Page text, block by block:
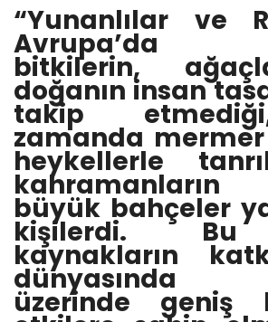
“Yunanlılar ve
Avrupa’da
bitkilerin,
doğanın insan
takip
zamanda
heykellerle
kahramanların
büyük bahçeler
kişilerdi.
kaynakların
dünyasında
üzerinde geniş